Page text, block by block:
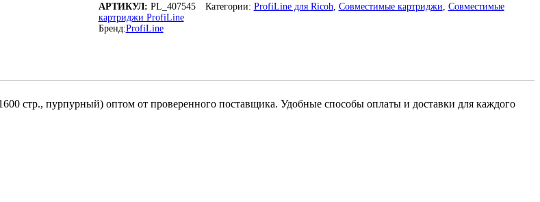
АРТИКУЛ: PL_407545 Категории: ProfiLine для Ricoh Совместимые картриджи Совместимые
картриджи ProfiLine
Бренд:ProfiLine
стр., пурпурный) оптом от проверенного поставщика. Удобные способы оплаты и доставки для каждого